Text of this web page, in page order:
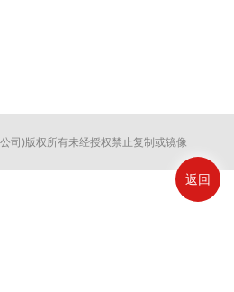
返回
司)版权所有未经授权禁止复制或镜像